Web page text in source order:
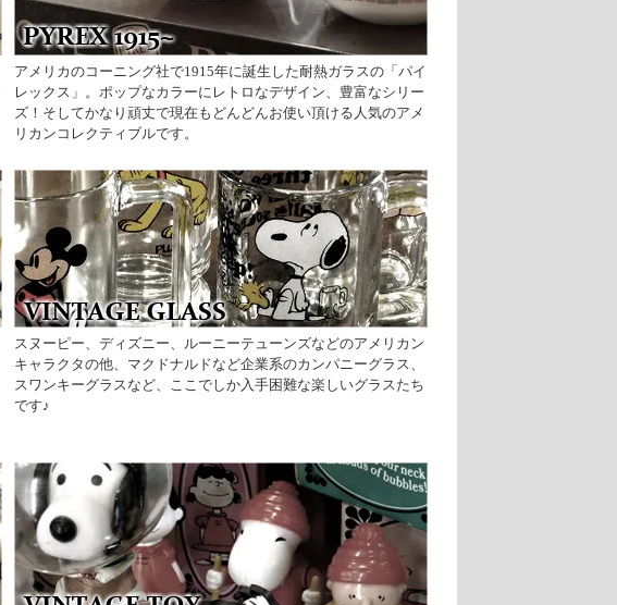
アメリカのコーニング社で1915年に誕生した耐熱ガラスの「パイ
レックス」。ポップなカラーにレトロなデザイン、豊富なシリー
ズ！そしてかなり頑丈で現在もどんどんお使い頂ける人気のアメ
リカンコレクティブルです。
スヌーピー、ディズニー、ルーニーテューンズなどのアメリカン
キャラクタの他、マクドナルドなど企業系のカンパニーグラス、
スワンキーグラスなど、ここでしか入手困難な楽しいグラスたち
です♪